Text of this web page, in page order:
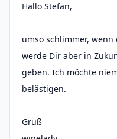
Hallo Stefan,
umso schlimmer,
werde Dir aber in
geben. Ich möchte
belästigen.
Gruß